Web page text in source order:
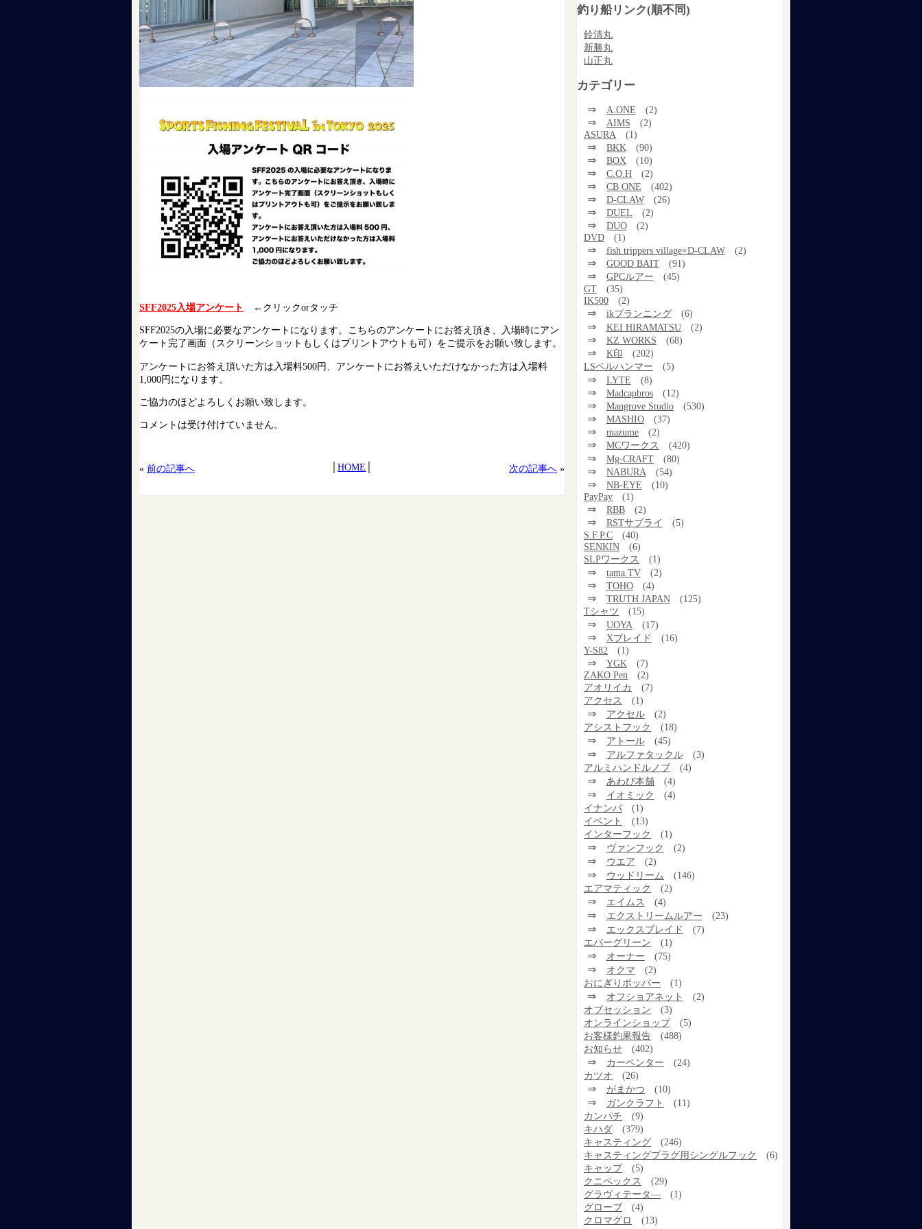
SFF2025入場アンケート ←クリックorタッチ
SFF2025の入場に必要なアンケートになります。こちらのアンケートにお答え頂き、入場時にアン
ケート完了画面（スクリーンショットもしくはプリントアウトも可）をご提示をお願い致します。
アンケートにお答え頂いた方は入場料500円、アンケートにお答えいただけなかった方は入場料
1,000円になります。
ご協力のほどよろしくお願い致します。
コメントは受け付けていません。
« 前の記事へ │HOME 次の記事へ »
釣り船リンク(順不同)
鈴清丸
新勝丸
山正丸
カテゴリー
⇒ A.ONE (2)
⇒ AIMS
(2)
ASURA
(1)
⇒ BKK (90)
⇒ BOX (10)
⇒ C.O.H (2)
⇒ CB ONE (402)
⇒ D-CLAW (26)
⇒ DUEL (2)
⇒ DUO
(2)
DVD
(1)
⇒ fish trippers village×D-CLAW (2)
⇒ GOOD BAIT (91)
⇒ GPCルアー
(45)
GT
(35)
IK500
(2)
⇒ ikプランニング (6)
⇒ KEI HIRAMATSU (2)
⇒ KZ WORKS (68)
⇒ K印
(202)
LSベルハンマー
(5)
⇒ LYTE (8)
⇒ Madcapbros (12)
⇒ Mangrove Studio (530)
⇒ MASHIO (37)
⇒ mazume (2)
⇒ MCワークス (420)
⇒ Mg-CRAFT (80)
⇒ NABURA (54)
⇒ NB-EYE
(10)
PayPay
(1)
⇒ RBB (2)
⇒ RSTサプライ
(5)
S.F.P.C
(40)
SENKIN
(6)
SLPワークス
(1)
⇒ tama.TV (2)
⇒ TOHO (4)
⇒ TRUTH JAPAN
(125)
Tシャツ
(15)
⇒ UOYA (17)
⇒ Xブレイド
(16)
Y-S82
(1)
⇒ YGK
(7)
ZAKO Pen
(2)
アオリイカ
(7)
アクセス
(1)
⇒ アクセル
(2)
アシストフック
(18)
⇒ アトール (45)
⇒ アルファタックル
(3)
アルミハンドルノブ
(4)
⇒ あわび本舗 (4)
⇒ イオミック
(4)
イナンバ
(1)
イベント
(13)
インターフック
(1)
⇒ ヴァンフック (2)
⇒ ウエア (2)
⇒ ウッドリーム
(146)
エアマティック
(2)
⇒ エイムス (4)
⇒ エクストリームルアー (23)
⇒ エックスブレイド
(7)
エバーグリーン
(1)
⇒ オーナー (75)
⇒ オクマ
(2)
おにぎりポッパー
(1)
⇒ オフショアネット
(2)
オブセッション
(3)
オンラインショップ
(5)
お客様釣果報告
(488)
お知らせ
(402)
⇒ カーペンター
(24)
カツオ
(26)
⇒ がまかつ (10)
⇒ ガンクラフト
(11)
カンパチ
(9)
キハダ
(379)
キャスティング
(246)
キャスティングプラグ用シングルフック
(6)
キャップ
(5)
クニペックス
(29)
グラヴィテータ―
(1)
グローブ
(4)
クロマグロ
(13)